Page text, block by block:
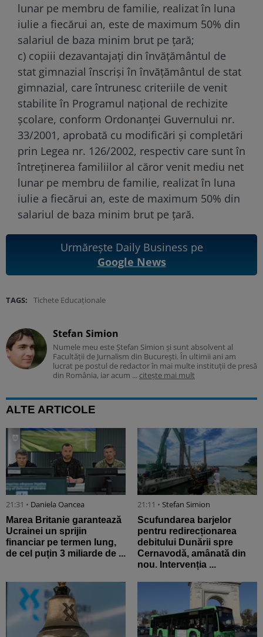
lunar pe membru de familie, realizat în luna
iulie a fiecărui an, este de maximum 50% din
salariul de baza minim brut pe țară;
c) copiii dezavantajați din învățământul de
stat gimnazial înscriși în învățământul de stat
gimnazial, care întrunesc criteriile de venit
stabilite în Programul național de rechizite
școlare, conform Ordonanței Guvernului nr.
33/2001, aprobată cu modificări și completări
prin Legea nr. 126/2002, respectiv care sunt în
întreținerea familiilor al căror venit mediu net
lunar pe membru de familie, realizat în luna
iulie a fiecărui an, este de maximum 50% din
salariul de baza minim brut pe țară.
Urmărește Daily Business pe
Google News
TAGS: Tichete Educaționale
Stefan Simion
Numele meu este Ștefan Simion și sunt absolvent al
Facultății de Jurnalism din București. În ultimii ani am
lucrat pe postul de redactor în mai multe instituții de presă
din România, iar acum ... citește mai mult
ALTE ARTICOLE
21:31 • Daniela Oancea
Marea Britanie garantează
Ucrainei un sprijin
financiar pe termen lung,
de cel puțin 3 miliarde de ...
21:11 • Stefan Simion
Scufundarea barjelor
pentru redirecționarea
debitului Dunării spre
Cernavodă, amânată din
nou. Intervenția ...